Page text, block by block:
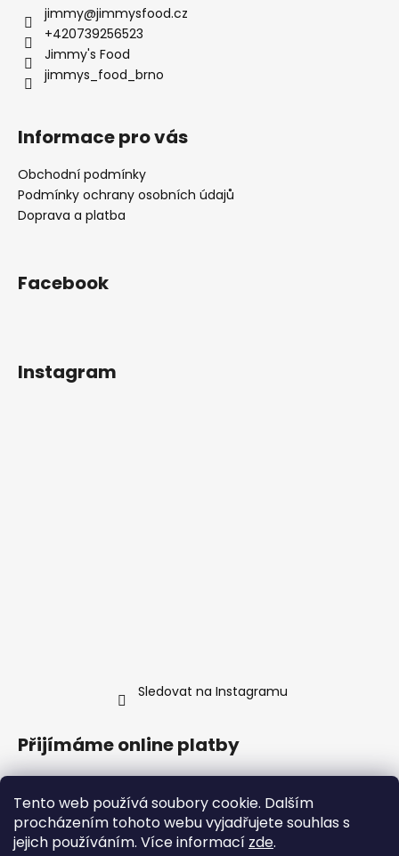
Tento web používá soubory cookie. Dalším
procházením tohoto webu vyjadřujete souhlas s
jejich používáním. Více informací zde.
jimmy@jimmysfood.cz
+420739256523
Jimmy's Food
jimmys_food_brno
Informace pro vás
Obchodní podmínky
Podmínky ochrany osobních údajů
Doprava a platba
Facebook
Instagram
Sledovat na Instagramu
Přijímáme online platby